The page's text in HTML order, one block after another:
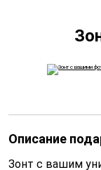
Описание
Зонт с вашим